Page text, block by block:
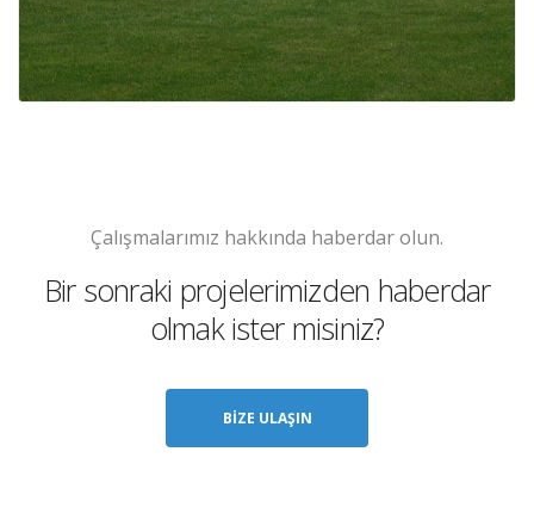
Çalışmalarımız hakkında haberdar olun.
Bir sonraki projelerimizden haberdar
olmak ister misiniz?
BIZE ULAŞIN